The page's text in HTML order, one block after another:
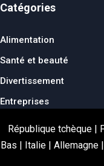
Catégories
Alimentation
Santé et beauté
Divertissement
Entreprises
République tchèque |
Bas | Italie| Allemagne|